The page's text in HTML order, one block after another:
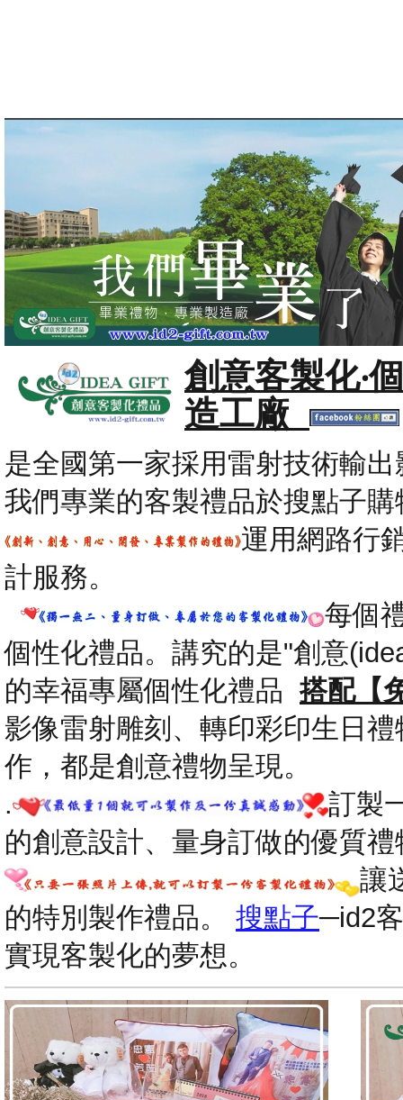
創意客製化‧
造工廠
是全國第一家採用雷射技術輸
我們專業的客製禮品於搜點子
運用網路行
計服務。
每個
個性化禮品。講究的是"創意
的幸福專屬個性化禮品搭配【
影像雷射雕刻、轉印彩印生日禮
作，都是創意禮物呈現。
.
訂製
的創意設計、量身訂做的優質禮
讓
的特別製作禮品。 搜點子─id2
實現客製化的夢想。